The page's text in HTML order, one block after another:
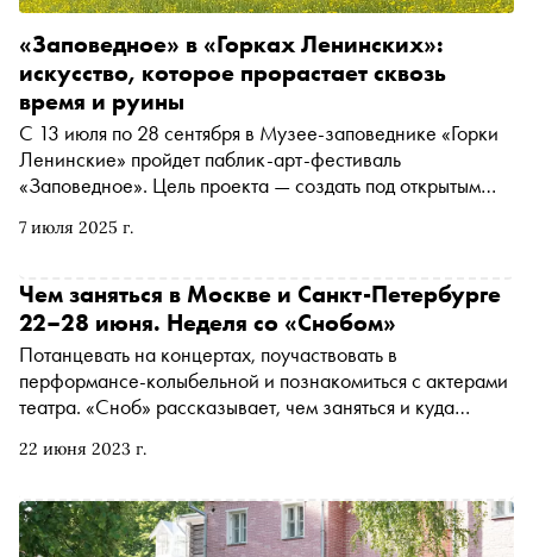
7 июля 2025 г.
«Заповедное» в «Горках Ленинских»:
искусство, которое прорастает сквозь
время и руины
С 13 июля по 28 сентября в Музее-заповеднике «Горки
Ленинские» пройдет паблик-арт-фестиваль
«Заповедное». Цель проекта — создать под открытым
превратить здание исторической конюшни в
работать мастерские и арт-резиденции для художников.
«Сноб» поговорил с куратором и автором проекта Верой
Ершовой о сложностях в работе с руинированным
пространством, развитии паблик-арта в России и его
влиянии на современное искусство
22 июня 2023 г.
Чем заняться в Москве и Санкт-Петербурге
22–28 июня. Неделя со «Снобом»
Потанцевать на концертах, поучаствовать в
перформансе-колыбельной и познакомиться с актерами
театра. «Сноб» рассказывает, чем заняться и куда
ближайшей неделе